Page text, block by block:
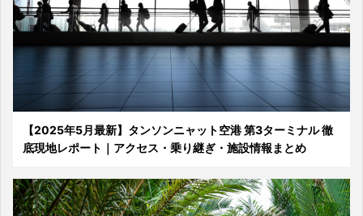
【2025年5月最新】タンソンニャット空港 第3ターミナル 徹
底現地レポート｜アクセス・乗り継ぎ・施設情報まとめ